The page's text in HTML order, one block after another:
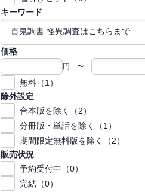
キーワード
価格
円 〜
無料（1）
除外設定
合本版を除く（2）
分冊版・単話を除く（1）
期間限定無料版を除く（2）
販売状況
予約受付中（0）
完結（0）